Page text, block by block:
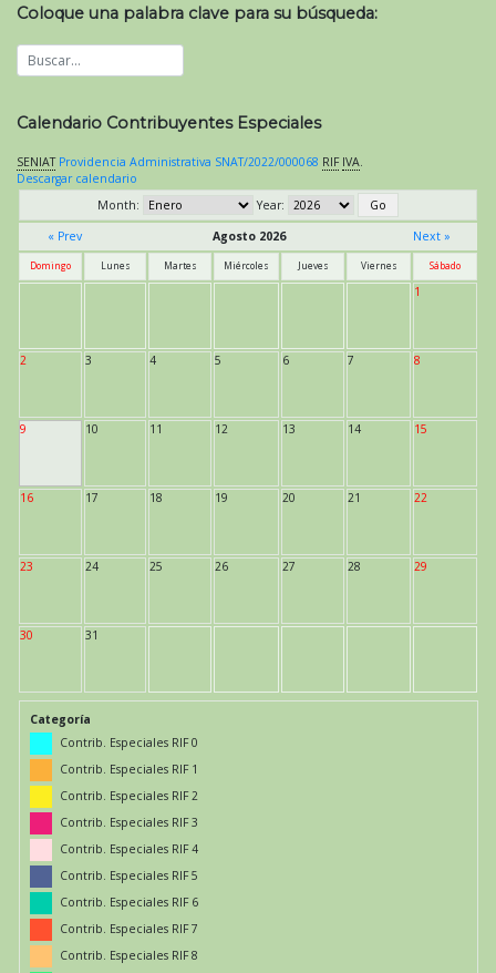
Coloque una palabra clave para su búsqueda:
Calendario Contribuyentes Especiales
SENIAT Providencia Administrativa SNAT/2022/000068 RIF IVA.
Descargar calendario
Month:
Year:
« Prev
Agosto 2026 Next »
Domingo Lunes Martes Miércoles Jueves Viernes Sábado
1
2 3 4 5 6 7 8
9 10 11 12 13 14 15
16 17 18 19 20 21 22
23 24 25 26 27 28 29
30 31
Categoría
Contrib. Especiales RIF 0
Contrib. Especiales RIF 1
Contrib. Especiales RIF 2
Contrib. Especiales RIF 3
Contrib. Especiales RIF 4
Contrib. Especiales RIF 5
Contrib. Especiales RIF 6
Contrib. Especiales RIF 7
Contrib. Especiales RIF 8